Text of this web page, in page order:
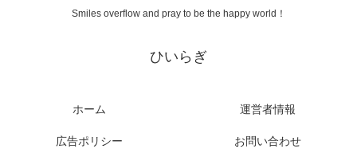
Smiles overflow and pray to be the happy world！
ひいらぎ
ホーム 運営者情報
広告ポリシー お問い合わせ